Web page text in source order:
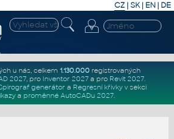
CZ | SK| EN | DE
u nás, celkem 1.130.000registrovaných
2027, pro Inventor 2027a pro Revit 2027.
generátor a Regresní křivkyv sekci
a proměnné AutoCADu 2027.